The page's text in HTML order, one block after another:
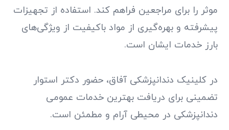
موثر را برای مراجعین فراهم کند. استفاده از تجهیزات
پیشرفته و بهره‌گیری از مواد باکیفیت از ویژگی‌های
بارز خدمات ایشان است.
در کلینیک دندانپزشکی آفاق، حضور دکتر استوار
تضمینی برای دریافت بهترین خدمات عمومی
دندانپزشکی در محیطی آرام و مطمئن است.